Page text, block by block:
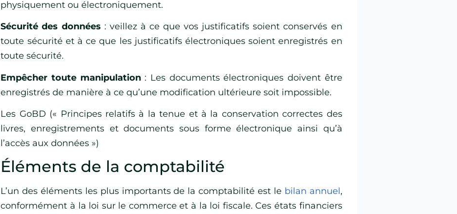
physiquement ou électroniquement.
Sécurité des données : veillez à ce que vos justificatifs soient conservés en
toute sécurité et à ce que les justificatifs électroniques soient enregistrés en
toute sécurité.
Empêcher toute manipulation: Les documents électroniques doivent être
enregistrés de manière à ce qu’une modification ultérieure soit impossible.
Les GoBD (« Principes relatifs à la tenue et à la conservation correctes des
livres, enregistrements et documents sous forme électronique ainsi qu’à
l’accès aux données »)
Éléments de la comptabilité
L’un des éléments les plus importants de la comptabilité est le bilan annuel,
conformément à la loi sur le commerce et à la loi fiscale. Ces états financiers